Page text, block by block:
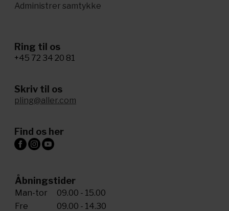
Administrer samtykke
Ring til os
+45 72 34 20 81
Skriv til os
pling@aller.com
Find os her
Åbningstider
Man-tor
09.00 - 15.00
Fre
09.00 - 14.30